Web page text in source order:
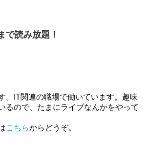
で読み放題！
。IT関連の職場で働いています。趣味
るので、たまにライブなんかをやって
こちらからどうぞ。